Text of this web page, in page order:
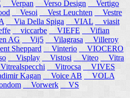
Verpan Verso Design
Vertigo
Vesoi Vest Leuchten
Vestre
Via Della Spiga VIAL
viasit
viccarbe VIEFE
Vifian
AG
Vij5 Vilagrasa
Villeroy
Sheppard Vinterio
VIOCERO
Visplay Vistosi Viteo
Vitra
Vitrocsa
VIVES
Kagan Voice AB
VOLA
Vorwerk VS